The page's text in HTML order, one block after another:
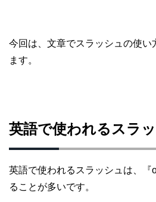
今回は、文章でスラッシュの使い
ます。
英語で使われるスラ
英語で使われるスラッシュは、『
ることが多いです。